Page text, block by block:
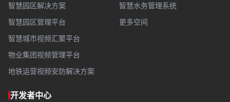
智慧园区解决方案
智慧园区管理平台
智慧城市视频汇聚平台
物业集团视频管理平台
地铁运营视频安防解决方案
智慧水务管理系统
更多空间
开发者中心